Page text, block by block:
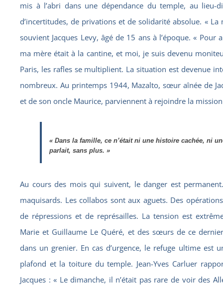
mis à l’abri dans une dépendance du temple, au
d’incertitudes, de privations et de solidarité absolue. «
souvient Jacques Levy, âgé de 15 ans à l’époque.« Pour
ma mère était à la cantine, et moi, je suis devenu
Paris, les rafles se multiplient. La situation est devenue
nombreux. Au printemps 1944, Mazalto, sœur aînée de
et de son oncle Maurice, parviennent à rejoindre la
« Dans la famille, ce n’était ni une histoire cachée, ni
parlait, sans plus. »
Au cours des mois qui suivent, le danger est
maquisards. Les collabos sont aux aguets. Des
de répressions et de représailles. La tension est
Marie et Guillaume Le Quéré, et des sœurs de ce
dans un grenier. En cas d’urgence, le refuge ultime est
plafond et la toiture du temple. Jean-Yves Carluer
Jacques : « Le dimanche, il n’était pas rare de voir des